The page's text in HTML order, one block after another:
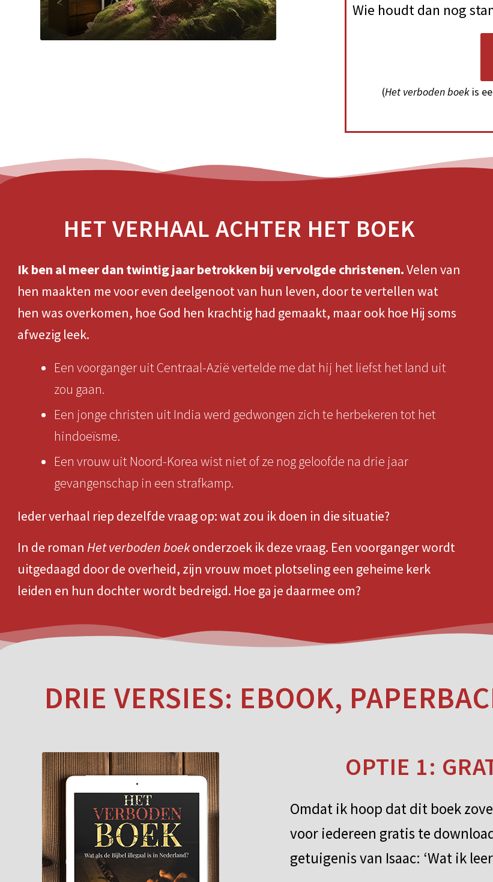
Wie houdt dan nog
(Het verboden boekis
HET VERHAAL ACHTER HET BOEK
Ik ben al meer dan twintig jaar betrokken bij vervolgde christenen.Velen van
hen maakten me voor even deelgenoot van hun leven, door te vertellen wat
hen was overkomen, hoe God hen krachtig had gemaakt, maar ook hoe Hij soms
afwezig leek.
Een voorganger uit Centraal-Azië vertelde me dat hij het liefst het land uit
zou gaan.
Een jonge christen uit India werd gedwongen zich te herbekeren tot het
hindoeïsme.
Een vrouw uit Noord-Korea wist niet of ze nog geloofde na drie jaar
gevangenschap in een strafkamp.
Ieder verhaal riep dezelfde vraag op: wat zou ik doen in die situatie?
In de roman Het verboden boekonderzoek ik deze vraag. Een voorganger wordt
uitgedaagd door de overheid, zijn vrouw moet plotseling een geheime kerk
leiden en hun dochter wordt bedreigd. Hoe ga je daarmee om?
DRIE VERSIES: EBOOK,
OPTIE 1:
Omdat ik hoop dat dit boek
voor iedereen gratis te
getuigenis van Isaac: ‘Wat ik